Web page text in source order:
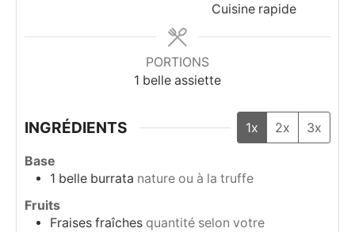
Cuisine rapide
PORTIONS
1 belle assiette
INGRÉDIENTS 1x 2x 3x
Base
1 belle burrata nature ou à la truffe
Fruits
Fraises fraîches quantité selon votre